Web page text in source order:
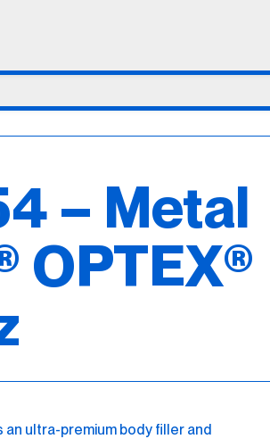
– Metal
OPTEX®
an ultra-premium body filler and